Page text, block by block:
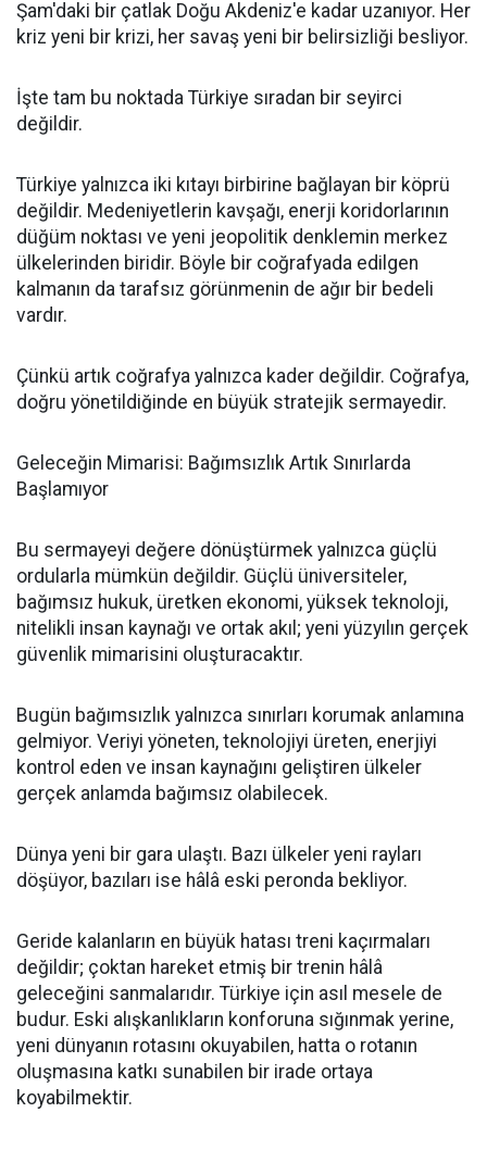
Şam'daki bir çatlak Doğu Akdeniz'e kadar uzanıyor. Her
kriz yeni bir krizi, her savaş yeni bir belirsizliği besliyor.
İşte tam bu noktada Türkiye sıradan bir seyirci
değildir.
Türkiye yalnızca iki kıtayı birbirine bağlayan bir köprü
değildir. Medeniyetlerin kavşağı, enerji koridorlarının
düğüm noktası ve yeni jeopolitik denklemin merkez
ülkelerinden biridir. Böyle bir coğrafyada edilgen
kalmanın da tarafsız görünmenin de ağır bir bedeli
vardır.
Çünkü artık coğrafya yalnızca kader değildir. Coğrafya,
doğru yönetildiğinde en büyük stratejik sermayedir.
Geleceğin Mimarisi: Bağımsızlık Artık Sınırlarda
Başlamıyor
Bu sermayeyi değere dönüştürmek yalnızca güçlü
ordularla mümkün değildir. Güçlü üniversiteler,
bağımsız hukuk, üretken ekonomi, yüksek teknoloji,
nitelikli insan kaynağı ve ortak akıl; yeni yüzyılın gerçek
güvenlik mimarisini oluşturacaktır.
Bugün bağımsızlık yalnızca sınırları korumak anlamına
gelmiyor. Veriyi yöneten, teknolojiyi üreten, enerjiyi
kontrol eden ve insan kaynağını geliştiren ülkeler
gerçek anlamda bağımsız olabilecek.
Dünya yeni bir gara ulaştı. Bazı ülkeler yeni rayları
döşüyor, bazıları ise hâlâ eski peronda bekliyor.
Geride kalanların en büyük hatası treni kaçırmaları
değildir; çoktan hareket etmiş bir trenin hâlâ
geleceğini sanmalarıdır. Türkiye için asıl mesele de
budur. Eski alışkanlıkların konforuna sığınmak yerine,
yeni dünyanın rotasını okuyabilen, hatta o rotanın
oluşmasına katkı sunabilen bir irade ortaya
koyabilmektir.